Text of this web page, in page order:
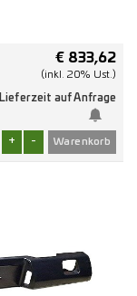
€ 833,62
(inkl. 20% Ust.)
Lieferzeit auf Anfrage
+ -